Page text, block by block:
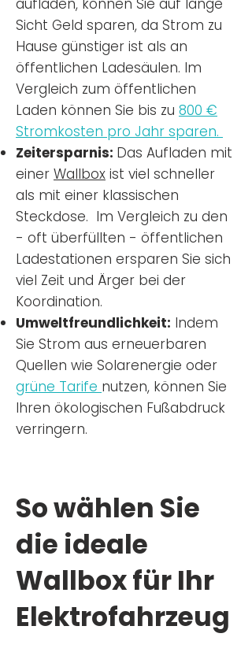
aufladen, können Sie auf lange
Sicht Geld sparen, da Strom zu
Hause günstiger ist als an
öffentlichen Ladesäulen. Im
Vergleich zum öffentlichen
Laden können Sie bis zu 800 €
Stromkosten pro Jahr sparen.
Zeitersparnis: Das Aufladen mit
einer Wallbox ist viel schneller
als mit einer klassischen
Steckdose. Im Vergleich zu den
- oft überfüllten - öffentlichen
Ladestationen ersparen Sie sich
viel Zeit und Ärger bei der
Koordination.
Umweltfreundlichkeit: Indem
Sie Strom aus erneuerbaren
Quellen wie Solarenergie oder
grüne Tarife nutzen, können Sie
Ihren ökologischen Fußabdruck
verringern.
So wählen Sie
die ideale
Wallbox für Ihr
Elektrofahrzeug